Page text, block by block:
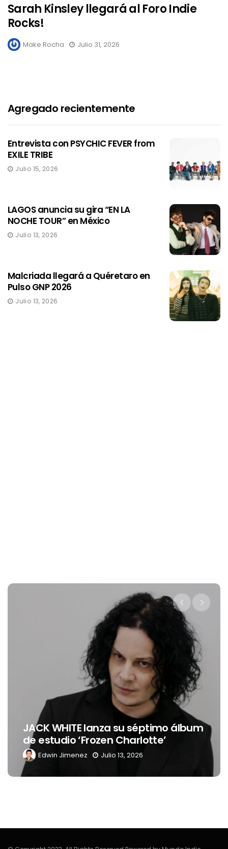
Sarah Kinsley llegará al Foro Indie
Rocks!
Make Rocha Julio 31, 2026
Agregado recientemente
Entrevista con PSYCHIC FEVER from
EXILE TRIBE
Julio 15, 2026
LAGOS anuncia su gira “EN LA
NOCHE TOUR” en México
Julio 13, 2026
Malcriada llegará a Quéretaro en
Pulso GNP 2026
Julio 13, 2026
JACK WHITE lanza su séptimo álbum
de estudio ‘Frozen Charlotte’
Edwin Jimenez Julio 13, 2026